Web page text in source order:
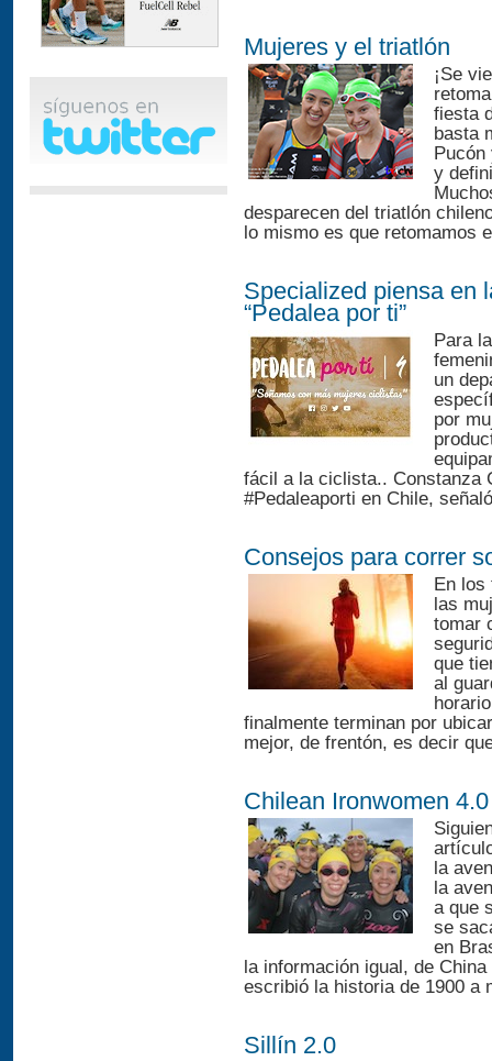
Mujeres y el triatlón
¡Se
fiesta
basta
y
desparecen del triatlón
lo mismo es que retomamos
Specialized piensa en
“Pedalea por ti”
Para
un
por
fácil a la ciclista.. Constanza
#Pedaleaporti en Chile,
Consejos para correr
En los
las
tomar
que
al
finalmente terminan por
mejor, de frentón, es decir
Chilean Ironwomen 4.0
la
la
a que
se
en
la información igual, de
escribió la historia de 1900 a
Sillín 2.0